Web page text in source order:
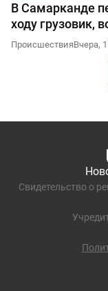
В Самарканде
ходу грузовик,
ПроисшествияВчера,
Свидетельство о